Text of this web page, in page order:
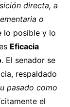
directa, a
o
lo posible y lo
Eficacia
. El senador se
respaldado
pasado como
el